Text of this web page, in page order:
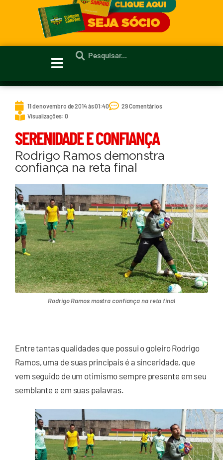
11 de novembro de 2014 às 01:40
29 Comentários
Visualizações: 0
SERENIDADE E CONFIANÇA
Rodrigo Ramos demonstra
confiança na reta final
Rodrigo Ramos mostra confiança na reta final
Entre tantas qualidades que possui o goleiro Rodrigo
Ramos, uma de suas principais é a sinceridade, que
vem seguido de um otimismo sempre presente em seu
semblante e em suas palavras.